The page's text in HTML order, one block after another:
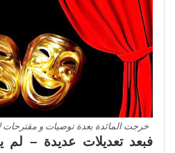
خرجت المائدة بعدة توصيات و مقترحات
فبعد تعديلات عديدة – لم